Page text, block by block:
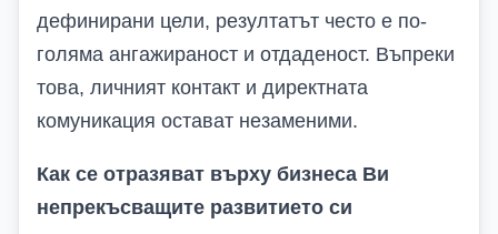
дефинирани цели, резултатът често е по-
голяма ангажираност и отдаденост. Въпреки
това, личният контакт и директната
комуникация остават незаменими.
Как се отразяват върху бизнеса Ви
непрекъсващите развитието си